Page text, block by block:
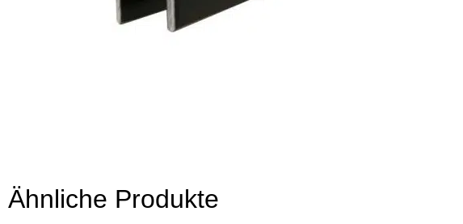
Ähnliche Produkte